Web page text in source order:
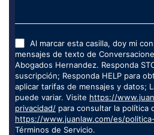
Al marcar esta casilla, doy mi
mensajes de texto de
Abogados Hernandez. Responda
suscripción; Responda HELP para
aplicar tarifas de mensajes y datos;
puede variar. Visite https://
privacidad/ para consultar la política
https://www.juanlaw.com/es/
Términos de Servicio.